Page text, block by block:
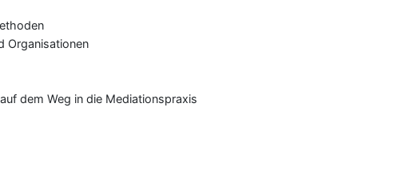
Organisationen
dem Weg in die Mediationspraxis